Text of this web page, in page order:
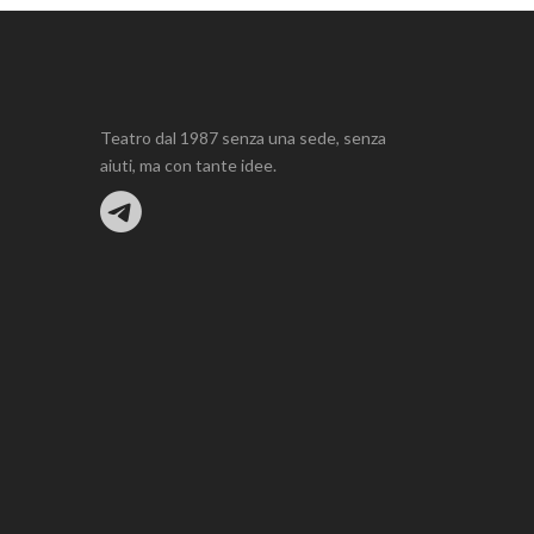
Teatro dal 1987 senza una sede, senza
aiuti, ma con tante idee.